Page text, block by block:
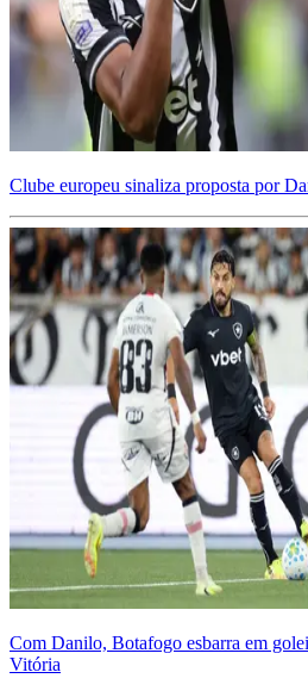
Clube europeu sinaliza proposta por
Com Danilo, Botafogo esbarra em
Vitória